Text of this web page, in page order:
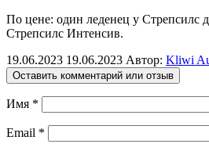
По цене: один леденец у Стрепсилс
Стрепсилс Интенсив.
19.06.2023 19.06.2023 Автор: Kliwi
Оставить комментарий или отзыв
Имя *
Email *